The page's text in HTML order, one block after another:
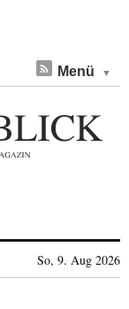
Menü
So, 9. Aug 2026